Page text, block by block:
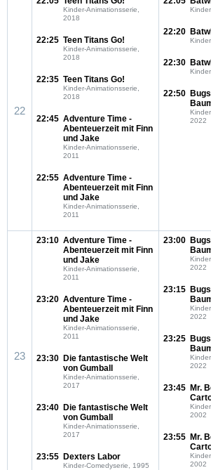
22
Kinder-Animationsserie,
2018
22:25 Teen Titans Go!
Kinder-Animationsserie,
2018
22:35 Teen Titans Go!
Kinder-Animationsserie,
2018
22:45 Adventure Time -
Abenteuerzeit mit Finn
und Jake
Kinder-Animationsserie,
2011
22:55 Adventure Time -
Abenteuerzeit mit Finn
und Jake
Kinder-Animationsserie,
2011
22:20
22:30
22:50
2022
23
23:10 Adventure Time -
Abenteuerzeit mit Finn
und Jake
Kinder-Animationsserie,
2011
23:20 Adventure Time -
Abenteuerzeit mit Finn
und Jake
Kinder-Animationsserie,
2011
23:30 Die fantastische Welt
von Gumball
Kinder-Animationsserie,
2017
23:40 Die fantastische Welt
von Gumball
Kinder-Animationsserie,
2017
23:55 Dexters Labor
Kinder-Comedyserie, 1995
23:00
2022
23:15
2022
23:25
2022
23:45 Mr.
2002
23:55 Mr.
2002